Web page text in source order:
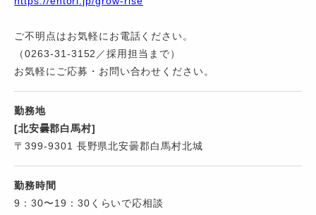
ご不明点はお気軽にお電話ください。
（0263-31-3152／採用担当まで）
お気軽にご応募・お問い合わせください。
勤務地
[北安曇郡白馬村]
〒399-9301 長野県北安曇郡白馬村北城
勤務時間
9：30〜19：30くらいで応相談